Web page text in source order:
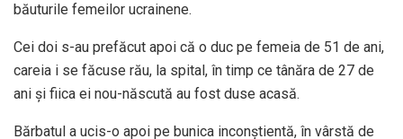
băuturile femeilor ucrainene.
Cei doi s-au prefăcut apoi că o duc pe femeia de 51 de ani,
careia i se făcuse rău, la spital, în timp ce tânăra de 27 de
ani și fiica ei nou-născută au fost duse acasă.
Bărbatul a ucis-o apoi pe bunica inconștientă, în vârstă de